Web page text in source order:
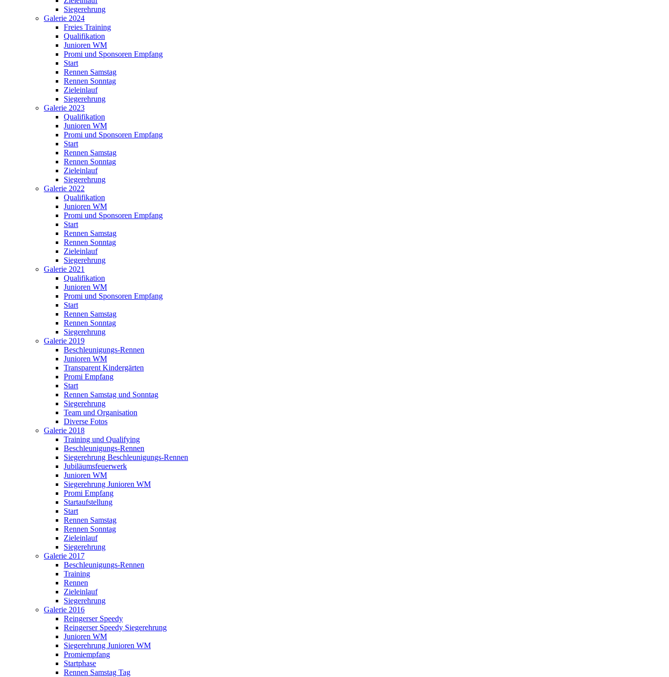
Siegerehrung
Galerie 2024
Freies Training
Qualifikation
Junioren WM
Promi und Sponsoren Empfang
Start
Rennen Samstag
Rennen Sonntag
Zieleinlauf
Siegerehrung
Galerie 2023
Qualifikation
Junioren WM
Promi und Sponsoren Empfang
Start
Rennen Samstag
Rennen Sonntag
Zieleinlauf
Siegerehrung
Galerie 2022
Qualifikation
Junioren WM
Promi und Sponsoren Empfang
Start
Rennen Samstag
Rennen Sonntag
Zieleinlauf
Siegerehrung
Galerie 2021
Qualifikation
Junioren WM
Promi und Sponsoren Empfang
Start
Rennen Samstag
Rennen Sonntag
Siegerehrung
Galerie 2019
Beschleunigungs-Rennen
Junioren WM
Transparent Kindergärten
Promi Empfang
Start
Rennen Samstag und Sonntag
Siegerehrung
Team und Organisation
Diverse Fotos
Galerie 2018
Training und Qualifying
Beschleunigungs-Rennen
Siegerehrung Beschleunigungs-Rennen
Jubiläumsfeuerwerk
Junioren WM
Siegerehrung Junioren WM
Promi Empfang
Startaufstellung
Start
Rennen Samstag
Rennen Sonntag
Zieleinlauf
Siegerehrung
Galerie 2017
Beschleunigungs-Rennen
Training
Rennen
Zieleinlauf
Siegerehrung
Galerie 2016
Reingerser Speedy
Reingerser Speedy Siegerehrung
Junioren WM
Siegerehrung Junioren WM
Promiempfang
Startphase
Rennen Samstag Tag